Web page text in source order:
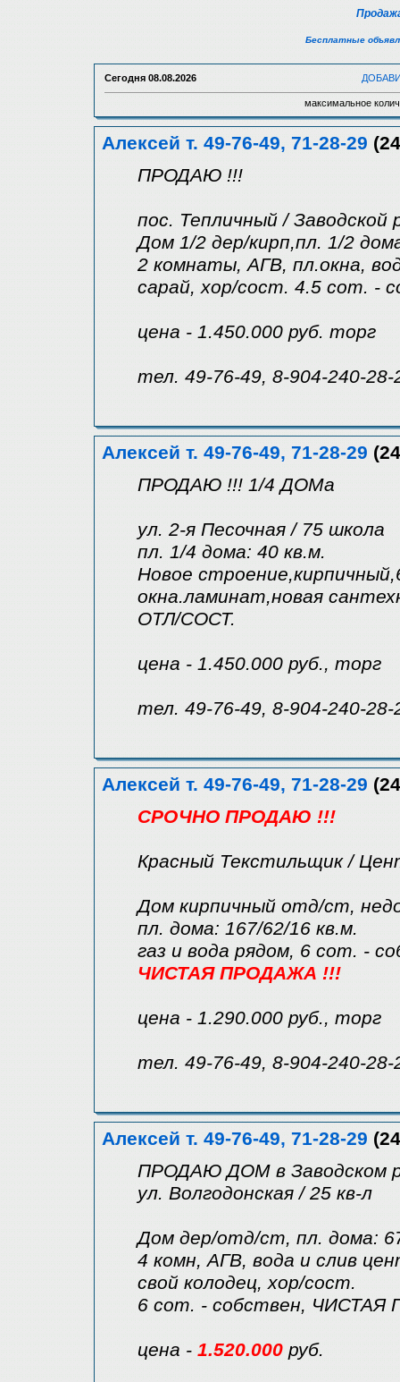
Бесплатные
Сегодня 08.08.2026
максимальное
Алексей т. 49-76-49, 71-28-29
ПРОДАЮ !!!
пос. Тепличный / Заводской
Дом 1/2 дер/кирп,пл. 1/2
2 комнаты, АГВ, пл.окна,
сарай, хор/сост. 4.5 сот. -
цена - 1.450.000 руб. торг
тел. 49-76-49, 8-904-240-28-
Алексей т. 49-76-49, 71-28-29
ПРОДАЮ !!! 1/4 ДОМа
ул. 2-я Песочная / 75 школа
пл. 1/4 дома: 40 кв.м.
Новое
окна.ламинат,новая
ОТЛ/СОСТ.
цена - 1.450.000 руб., торг
тел. 49-76-49, 8-904-240-28-
Алексей т. 49-76-49, 71-28-29
СРОЧНО ПРОДАЮ !!!
Красный Текстильщик /
Дом кирпичный отд/ст,
пл. дома: 167/62/16 кв.м.
газ и вода рядом, 6 сот. -
ЧИСТАЯ ПРОДАЖА !!!
цена - 1.290.000 руб., торг
тел. 49-76-49, 8-904-240-28-
Алексей т. 49-76-49, 71-28-29
ПРОДАЮ ДОМ в Заводском
ул. Волгодонская / 25 кв-л
Дом дер/отд/ст, пл. дома:
4 комн, АГВ, вода и слив
свой колодец, хор/сост.
6 сот. - собствен,
цена - 1.520.000 руб.